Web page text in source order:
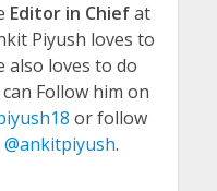
Editor in Chiefat
Piyush loves to
also loves to do
Follow him on
or follow
@ankitpiyush.